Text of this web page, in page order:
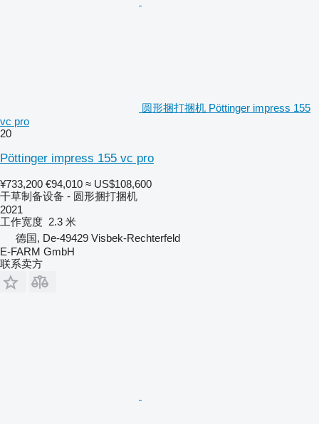
圆形捆打捆机 Pöttinger impress 155
vc pro
20
Pöttinger impress 155 vc pro
¥733,200 €94,010 ≈ US$108,600
干草制备设备 - 圆形捆打捆机
2021
工作宽度 2.3 米
德国, De-49429 Visbek-Rechterfeld
E-FARM GmbH
联系卖方